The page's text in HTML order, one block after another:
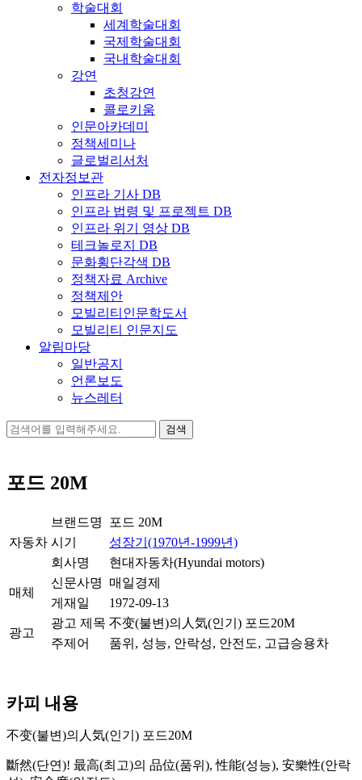
학술대회
세계학술대회
국제학술대회
국내학술대회
강연
초청강연
콜로키움
인문아카데미
정책세미나
글로벌리서처
전자정보관
인프라 기사 DB
인프라 법령 및 프로젝트 DB
인프라 위기 영상 DB
테크놀로지 DB
문화횡단각색 DB
정책자료 Archive
정책제안
모빌리티인문학도서
모빌리티 인문지도
알림마당
일반공지
언론보도
뉴스레터
검
포드 20M
자동차
브랜드명
포드 20M
시기
성장기(1970년-1999년)
회사명
현대자동차(Hyundai motors)
매체
신문사명
매일경제
게재일
1972-09-13
광고
광고 제목 不变(불변)의人気(인기) 포드20M
주제어
품위, 성능, 안락성, 안전도, 고급승용차
카피 내용
不变(불변)의人気(인기) 포드20M
斷然(단연)! 最高(최고)의 品位(품위), 性能(성능), 安樂性(안락